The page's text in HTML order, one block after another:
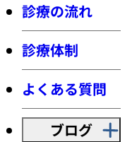
診療の流れ
診療体制
よくある質問
ブログ